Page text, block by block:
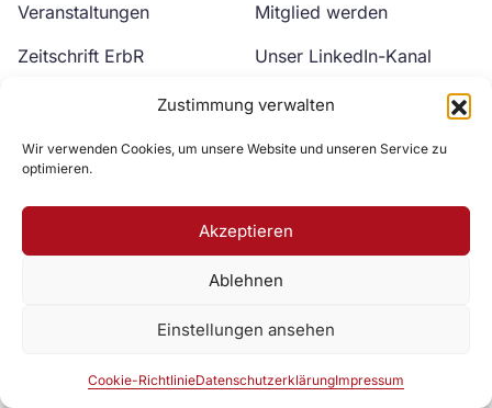
Zustimmung verwalten
Wir verwenden Cookies, um unsere Website und unseren Service zu
optimieren.
Akzeptieren
Ablehnen
Einstellungen ansehen
Cookie-RichtlinieDatenschutzerklärungImpressum
Veranstaltungen
Zeitschrift ErbR
Mitglied werden
Unser LinkedIn-Kanal
Unser YouTube-Kanal
Zur DAV Webseite